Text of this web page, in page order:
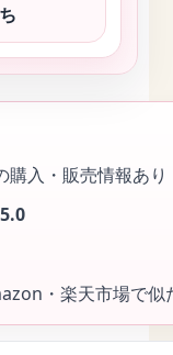
購入・販売情報あり
・楽天市場で